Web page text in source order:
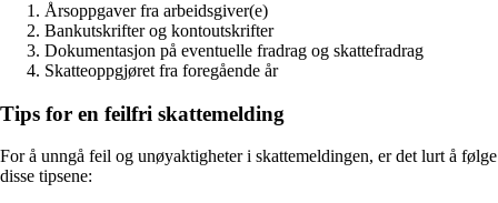
Årsoppgaver fra arbeidsgiver(e)
Bankutskrifter og kontoutskrifter
Dokumentasjon på eventuelle fradrag og skattefradrag
Skatteoppgjøret fra foregående år
Tips for en feilfri skattemelding
For å unngå feil og unøyaktigheter i skattemeldingen, er det lurt å følge
disse tipsene: